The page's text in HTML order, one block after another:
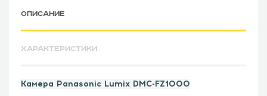
ОПИСАНИЕ
ХАРАКТЕРИСТИКИ
Камера Panasonic Lumix DMC-FZ1000